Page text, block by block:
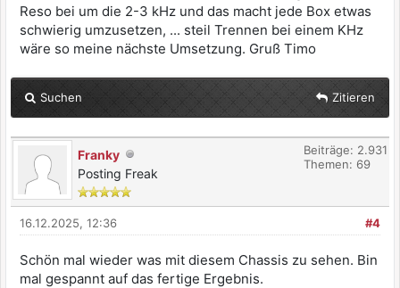
Reso bei um die 2-3 kHz und das macht jede Box etwas
schwierig umzusetzen, ... steil Trennen bei einem KHz
wäre so meine nächste Umsetzung. Gruß Timo
Suchen Zitieren
Franky
Posting Freak
Beiträge: 2.931
Themen: 69
#4
16.12.2025, 12:36
Schön mal wieder was mit diesem Chassis zu sehen. Bin
mal gespannt auf das fertige Ergebnis.